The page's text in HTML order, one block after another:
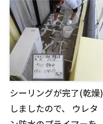
シーリングが完了(乾燥)
しましたので、 ウレタ